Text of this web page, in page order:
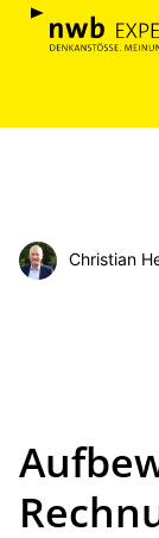
Christian